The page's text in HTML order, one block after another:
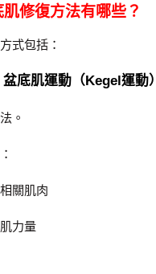
修復方法有哪些？
包括：
底肌運動（Kegel運動）
。
關肌肉
力量